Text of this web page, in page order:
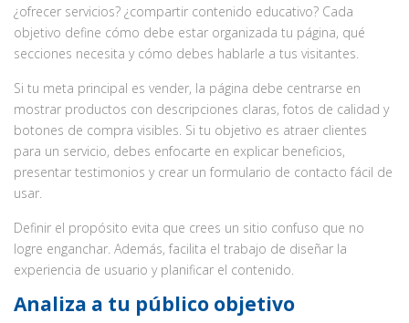
¿ofrecer servicios? ¿compartir contenido educativo? Cada
objetivo define cómo debe estar organizada tu página, qué
secciones necesita y cómo debes hablarle a tus visitantes.
Si tu meta principal es vender, la página debe centrarse en
mostrar productos con descripciones claras, fotos de calidad y
botones de compra visibles. Si tu objetivo es atraer clientes
para un servicio, debes enfocarte en explicar beneficios,
presentar testimonios y crear un formulario de contacto fácil de
usar.
Definir el propósito evita que crees un sitio confuso que no
logre enganchar. Además, facilita el trabajo de diseñar la
experiencia de usuario y planificar el contenido.
Analiza a tu público objetivo